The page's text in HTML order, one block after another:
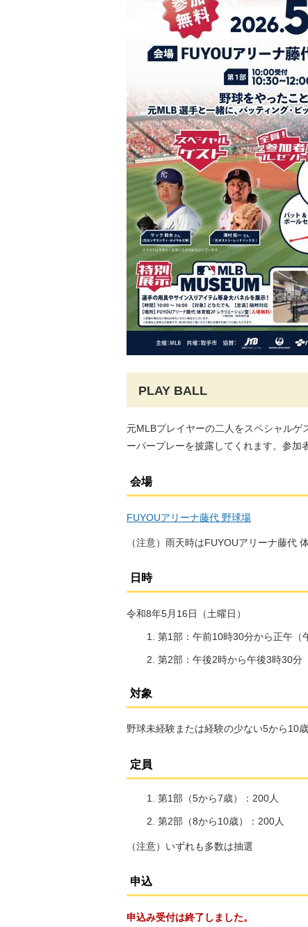
PLAY BALL
元MLBプレイヤーの二人をスペシャル
ーパープレーを披露してくれます。参加
会場
FUYOUアリーナ藤代 野球場
（注意）雨天時はFUYOUアリーナ藤代
日時
令和8年5月16日（土曜日）
第1部：午前10時30分から正午（
第2部：午後2時から午後3時30分
対象
野球未経験または経験の少ない5から10
定員
第1部（5から7歳）：200人
第2部（8から10歳）：200人
（注意）いずれも多数は抽選
申込
申込み受付は終了しました。